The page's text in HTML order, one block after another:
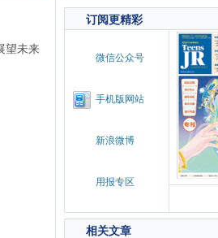
望未来
订阅更精彩
微信公众号
手机版网站
新浪微博
用报专区
相关文章